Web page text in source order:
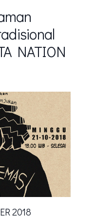
NATION
2018